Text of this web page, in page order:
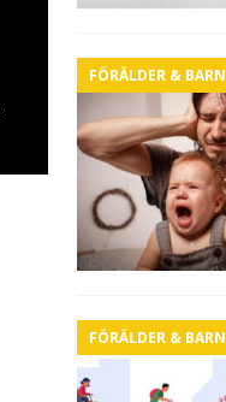
FÖRÄLDER & BARN
FÖRÄLDER & BARN